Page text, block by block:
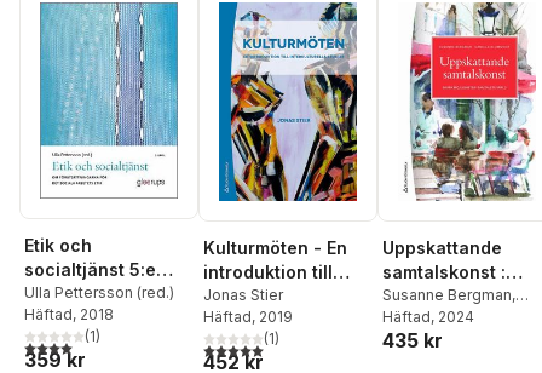
Etik och
socialtjänst 5:e
uppl : Om
förutsättningarna
för det sociala
arbetets etik
Ulla Pettersson (red.)
Häftad, 2018
4,0utav 5 stjärnor. Totalt antal röster:
(1)
359 kr
Kulturmöten - En
introduktion till
interkulturella
studier
Jonas Stier
Häftad, 2019
5,0utav 5 stjärnor. Totalt antal röster:
(1)
452 kr
Uppskattande
samtalskonst :
skapa möjligheter
samtalets värld
Susanne Bergman,
Camilla Blomqvist
Häftad, 2024
435 kr